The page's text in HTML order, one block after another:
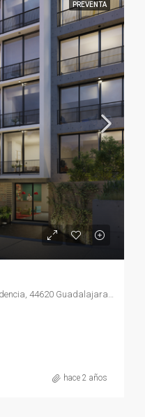
PREVENTA
C. Hipódromo 1997, Colomos Providencia, 44620 Guadalajara, Jal., México
hace 2 años